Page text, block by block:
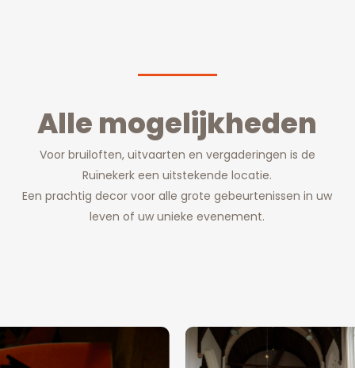
Alle mogelijkheden
Voor bruiloften, uitvaarten en vergaderingen is de
Ruïnekerk een uitstekende locatie.
Een prachtig decor voor alle grote gebeurtenissen in uw
leven of uw unieke evenement.